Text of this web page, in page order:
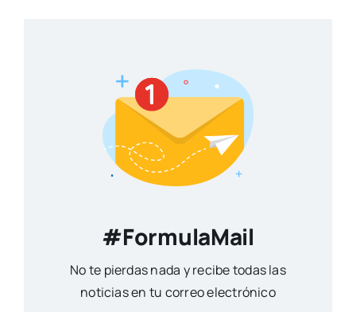
#FormulaMail
No te pierdas nada y recibe todas las
noticias en tu correo electrónico